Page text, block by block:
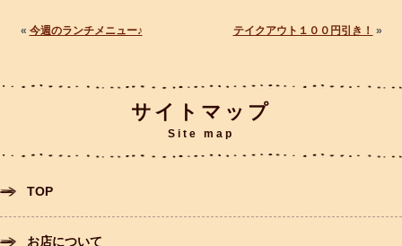
« 今週のランチメニュー♪ テイクアウト１００円引き！ »
サイトマップ
Site map
TOP
お店について